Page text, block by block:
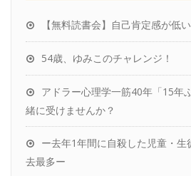
【無料読書会】自己肯定感が低
54歳、ゆみこのチャレンジ！
アドラー心理学一筋40年「15年
緒に受けませんか？
ー去年1年間に自殺した児童・
去最多ー